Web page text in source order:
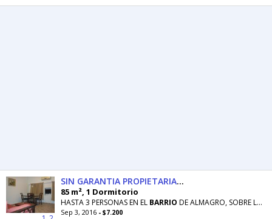
SIN GARANTIA PROPIETARIADOS AMBIENTES AMOBLADO
85 m², 1 Dormitorio
HASTA 3 PERSONAS EN EL BARRIO DE ALMAGRO, SOBRE LA AVDA. H. YRIGOYEN, A DOS CUADRAS DE AVDA. RIVADAVIA
Sep 3, 2016 - $7.200